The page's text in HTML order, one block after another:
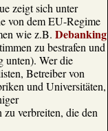
zeigt sich unter
von dem EU-Regime
wie z.B. Debanking
zu bestrafen und
unten). Wer die
Betreiber von
und Universitäten,
verbreiten, die den